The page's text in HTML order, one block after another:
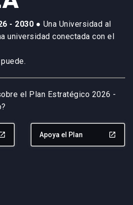
- 2030 ● Una Universidad al
universidad conectada con el
el Plan Estratégico 2026 -
Apoya el Plan launch